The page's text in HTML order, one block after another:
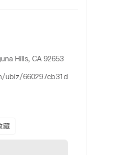
Hills, CA 92653
ubiz/660297cb31d
藏